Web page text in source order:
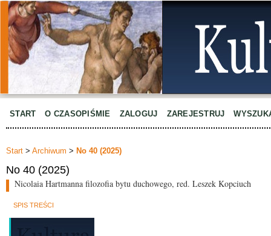
START O CZASOPIŚMIE ZALOGUJ ZAREJESTRUJ
Start > Archiwum > No 40 (2025)
No 40 (2025)
Nicolaia Hartmanna filozofia bytu duchowego, red. Leszek Kopciuch
SPIS TREŚCI